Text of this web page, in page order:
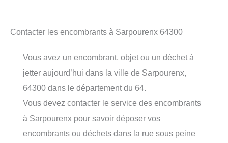
Contacter les encombrants à Sarpourenx 64300
Vous avez un encombrant, objet ou un déchet à
jetter aujourd’hui dans la ville de Sarpourenx,
64300 dans le département du 64.
Vous devez contacter le service des encombrants
à Sarpourenx pour savoir déposer vos
encombrants ou déchets dans la rue sous peine